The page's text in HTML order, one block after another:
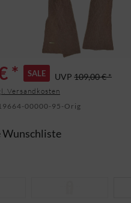
* SALE UVP 109,00 € *
Versandkosten
00000-95-Orig
Wunschliste